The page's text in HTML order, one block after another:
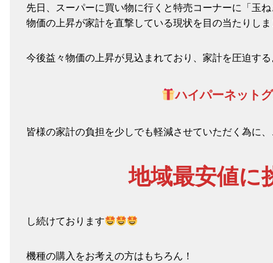
先日、スーパーに買い物に行くと特売コーナーに「玉
物価の上昇が家計を直撃している現状を目の当たりしま
今後益々物価の上昇が見込まれており、家計を圧迫す
ハイパーネット
皆様の家計の負担を少しでも軽減させていただく為に、
地域最安値に
し続けております
機種の購入をお考えの方はもちろん！